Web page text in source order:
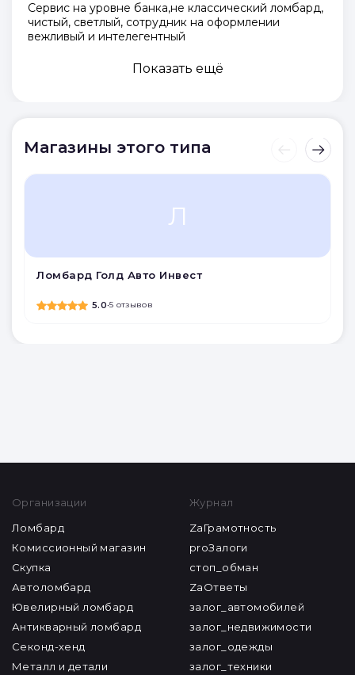
Сервис на уровне банка,не классический ломбард,
чистый, светлый, сотрудник на оформлении
вежливый и интелегентный
Показать ещё
Магазины этого типа
Л
Ломбард Голд Авто Инвест
5.0•5 отзывов
Организации
Ломбард
Комиссионный магазин
Скупка
Автоломбард
Ювелирный ломбард
Антикварный ломбард
Секонд-хенд
Металл и детали
Журнал
ZaГрамотность
proЗалоги
стоп_обман
ZaОтветы
залог_автомобилей
залог_недвижимости
залог_одежды
залог_техники